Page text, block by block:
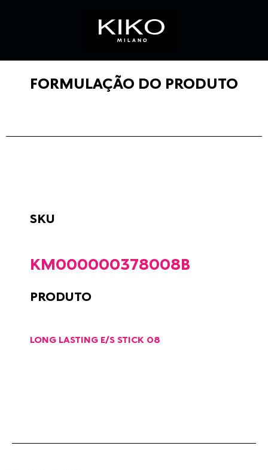
FORMULAÇÃO DO PRODUTO
SKU
KM000000378008B
PRODUTO
LONG LASTING E/S STICK 08